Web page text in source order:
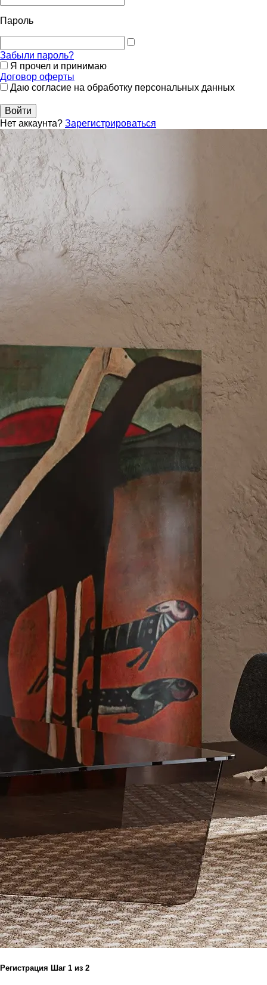
Пароль
Забыли пароль?
Я прочел и принимаю
Договор оферты
Даю согласие на обработку персональных данных
Войти
Нет аккаунта? Зарегистрироваться
Регистрация Шаг 1 из 2